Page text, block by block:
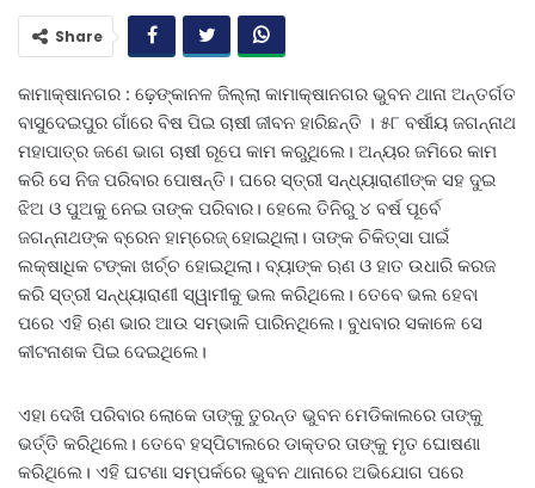
Share
କାମାକ୍ଷାନଗର : ଢ଼େଙ୍କାନଳ ଜିଲ୍ଲା କାମାକ୍ଷାନଗର ଭୁବନ ଥାନା ଅନ୍ତର୍ଗତ
ବାସୁଦେଇପୁର ଗାଁରେ ବିଷ ପିଇ ଚାଷୀ ଜୀବନ ହାରିଛନ୍ତି । ୫୮ ବର୍ଷୀୟ ଜଗନ୍ନାଥ
ମହାପାତ୍ର ଜଣେ ଭାଗ ଚାଷୀ ରୂପେ କାମ କରୁଥିଲେ। ଅନ୍ୟର ଜମିରେ କାମ
କରି ସେ ନିଜ ପରିବାର ପୋଷନ୍ତି। ଘରେ ସ୍ତ୍ରୀ ସନ୍ଧ୍ୟାରାଣୀଙ୍କ ସହ ଦୁଇ
ଝିଅ ଓ ପୁଅକୁ ନେଇ ତାଙ୍କ ପରିବାର। ହେଲେ ତିନିରୁ ୪ ବର୍ଷ ପୂର୍ବେ
ଜଗନ୍ନାଥଙ୍କ ବ୍ରେନ ହାମ୍‌ରେଜ୍‌ ହୋଇଥିଲା। ତାଙ୍କ ଚିକିତ୍ସା ପାଇଁ
ଲକ୍ଷାଧିକ ଟଙ୍କା ଖର୍ଚ୍ଚ ହୋଇଥିଲା। ବ୍ୟାଙ୍କ ଋଣ ଓ ହାତ ଉଧାରି କରଜ
କରି ସ୍ତ୍ରୀ ସନ୍ଧ୍ୟାରାଣୀ ସ୍ୱାମୀକୁ ଭଲ କରିଥିଲେ। ତେବେ ଭଲ ହେବା
ପରେ ଏହି ଋଣ ଭାର ଆଉ ସମ୍ଭାଳି ପାରିନଥିଲେ। ବୁଧବାର ସକାଳେ ସେ
କୀଟନାଶକ ପିଇ ଦେଇଥିଲେ।
ଏହା ଦେଖି ପରିବାର ଲୋକେ ତାଙ୍କୁ ତୁରନ୍ତ ଭୁବନ ମେଡିକାଲରେ ତାଙ୍କୁ
ଭର୍ତ୍ତି କରିଥିଲେ। ତେବେ ହସ୍ପିଟାଲରେ ଡାକ୍ତର ତାଙ୍କୁ ମୃତ ଘୋଷଣା
କରିଥିଲେ। ଏହି ଘଟଣା ସମ୍ପର୍କରେ ଭୁବନ ଥାନାରେ ଅଭିଯୋଗ ପରେ